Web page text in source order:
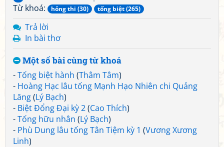
Từ khoá:
hỏng thi (30) tống biệt (265)
Trả lời
In bài thơ
Một số bài cùng từ khoá
-Tống biệt hành (Thâm Tâm)
- Hoàng Hạc lâu tống Mạnh Hạo Nhiên chi Quảng
Lăng(Lý Bạch)
- Biệt Đổng Đại kỳ 2(Cao Thích)
-Tống hữu nhân (Lý Bạch)
- Phù Dung lâu tống Tân Tiệm kỳ 1 (Vương Xương
Linh)